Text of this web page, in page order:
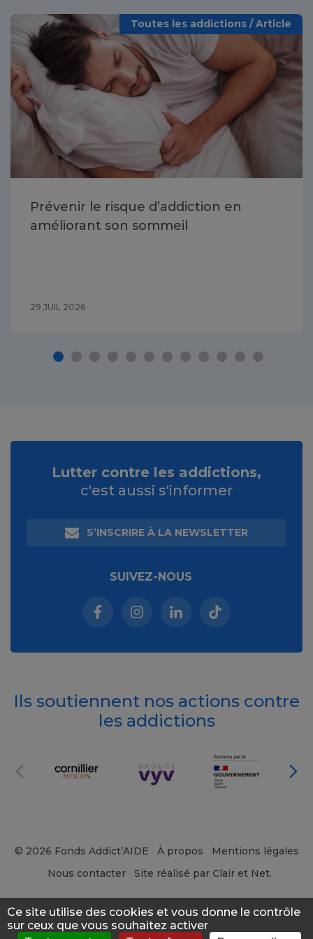
Toutes les addictions / Article
Prévenir le risque d’addiction en
améliorant son sommeil
29 JUIL 2026
Lutter contre les addictions,
c'est aussi s'informer
S’INSCRIRE À LA NEWSLETTER
SUIVEZ-NOUS
Facebook (nouvelle fenêtre)
Instagram (nouvelle fenêtre)
Linkedin (nouvelle
Tiktok (nouvelle
Ils soutiennent nos actions contre
les addictions
© 2026 Fonds Addict’AIDE À propos
Mentions légales
Nous contacter
Site réalisé par Clair et Net.
Ce site utilise des cookies et vous donne le contrôle
sur ceux que vous souhaitez activer